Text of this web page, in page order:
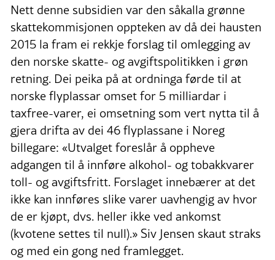
Nett denne subsidien var den såkalla grønne
skattekommisjonen oppteken av då dei hausten
2015 la fram ei rekkje forslag til omlegging av
den norske skatte- og avgiftspolitikken i grøn
retning. Dei peika på at ordninga førde til at
norske flyplassar omset for 5 milliardar i
taxfree-varer, ei omsetning som vert nytta til å
gjera drifta av dei 46 flyplassane i Noreg
billegare: «Utvalget foreslår å oppheve
adgangen til å innføre alkohol- og tobakkvarer
toll- og avgiftsfritt. Forslaget innebærer at det
ikke kan innføres slike varer uavhengig av hvor
de er kjøpt, dvs. heller ikke ved ankomst
(kvotene settes til null).» Siv Jensen skaut straks
og med ein gong ned framlegget.